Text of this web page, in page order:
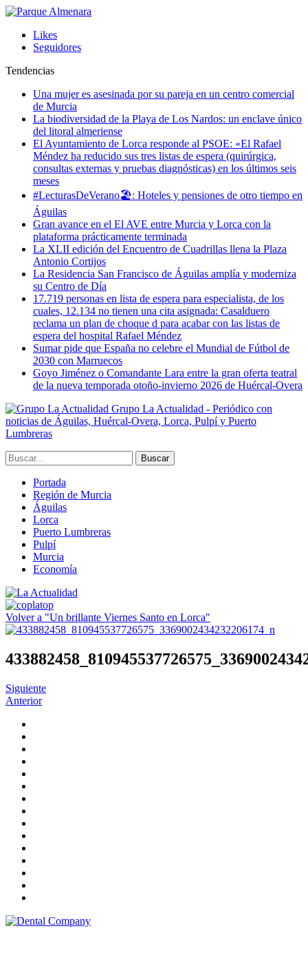
Likes
Seguidores
Tendencias
Una mujer es asesinada por su pareja en un centro comercial
de Murcia
La biodiversidad de la Playa de Los Nardos: un enclave único
del litoral almeriense
El Ayuntamiento de Lorca responde al PSOE: «El Rafael
Méndez ha reducido sus tres listas de espera (quirúrgica,
consultas externas y pruebas diagnósticas) en los últimos seis
meses
#LecturasDeVerano🏖: Hoteles y pensiones de otro tiempo en
Águilas
Gran avance en el El AVE entre Murcia y Lorca con la
plataforma prácticamente terminada
La XLII edición del Encuentro de Cuadrillas llena la Plaza
Antonio Cortijos
La Residencia San Francisco de Águilas amplía y moderniza
su Centro de Día
17.719 personas en lista de espera para especialista, de los
cuales, 12.134 no tienen una cita asignada: Casalduero
reclama un plan de choque d para acabar con las listas de
espera del hospital Rafael Méndez
Sumar pide que España no celebre el Mundial de Fútbol de
2030 con Marruecos
Goyo Jiménez o Comandante Lara entre la gran oferta teatral
de la nueva temporada otoño-invierno 2026 de Huércal-Overa
Grupo La Actualidad - Periódico con
noticias de Águilas, Huércal-Overa, Lorca, Pulpí y Puerto
Lumbreras
Portada
Región de Murcia
Águilas
Lorca
Puerto Lumbreras
Pulpí
Murcia
Economía
Volver a "Un brillante Viernes Santo en Lorca"
Siguiente
Anterior